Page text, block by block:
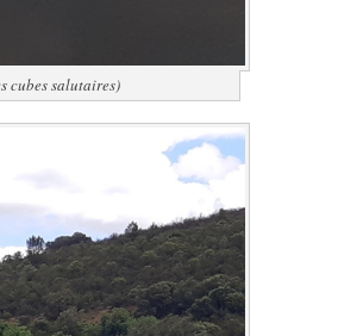
cubes salutaires)